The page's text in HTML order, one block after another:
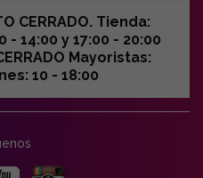
CERRADO. Tienda:
- 14:00 y 17:00 - 20:00
Mayoristas:
10 - 18:00